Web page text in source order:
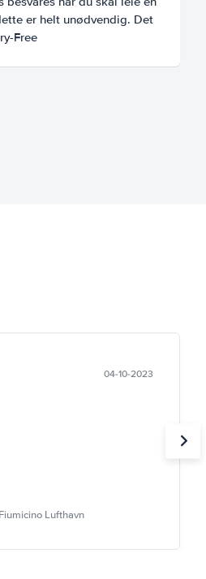
er helt unødvendig. Det
Free
04-10-2023
Lufthavn